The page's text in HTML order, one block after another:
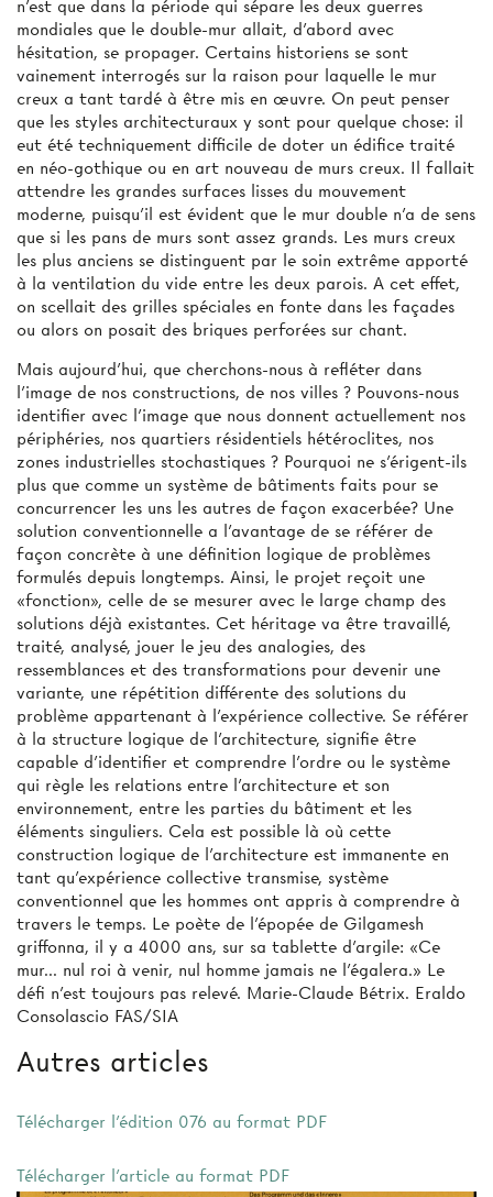
n'est que dans la période qui sépare les deux guerres
mondiales que le double-mur allait, d'abord avec
hésitation, se propager. Certains historiens se sont
vainement interrogés sur la raison pour laquelle le mur
creux a tant tardé à être mis en œuvre. On peut penser
que les styles architecturaux y sont pour quelque chose: il
eut été techniquement difficile de doter un édifice traité
en néo-gothique ou en art nouveau de murs creux. Il fallait
attendre les grandes surfaces lisses du mouvement
moderne, puisqu'il est évident que le mur double n'a de sens
que si les pans de murs sont assez grands. Les murs creux
les plus anciens se distinguent par le soin extrême apporté
à la ventilation du vide entre les deux parois. A cet effet,
on scellait des grilles spéciales en fonte dans les façades
ou alors on posait des briques perforées sur chant.
Mais aujourd'hui, que cherchons-nous à refléter dans
l'image de nos constructions, de nos villes ? Pouvons-nous
identifier avec l'image que nous donnent actuellement nos
périphéries, nos quartiers résidentiels hétéroclites, nos
zones industrielles stochastiques ? Pourquoi ne s'érigent-ils
plus que comme un système de bâtiments faits pour se
concurrencer les uns les autres de façon exacerbée? Une
solution conventionnelle a l'avantage de se référer de
façon concrète à une définition logique de problèmes
formulés depuis longtemps. Ainsi, le projet reçoit une
«fonction», celle de se mesurer avec le large champ des
solutions déjà existantes. Cet héritage va être travaillé,
traité, analysé, jouer le jeu des analogies, des
ressemblances et des transformations pour devenir une
variante, une répétition différente des solutions du
problème appartenant à l'expérience collective. Se référer
à la structure logique de l'architecture, signifie être
capable d'identifier et comprendre l'ordre ou le système
qui règle les relations entre l'architecture et son
environnement, entre les parties du bâtiment et les
éléments singuliers. Cela est possible là où cette
construction logique de l'architecture est immanente en
tant qu'expérience collective transmise, système
conventionnel que les hommes ont appris à comprendre à
travers le temps. Le poète de l'épopée de Gilgamesh
griffonna, il y a 4000 ans, sur sa tablette d'argile: «Ce
mur... nul roi à venir, nul homme jamais ne l'égalera.» Le
défi n'est toujours pas relevé. Marie-Claude Bétrix. Eraldo
Consolascio FAS/SIA
Autres articles
Télécharger l'édition 076 au format PDF
Télécharger l'article au format PDF